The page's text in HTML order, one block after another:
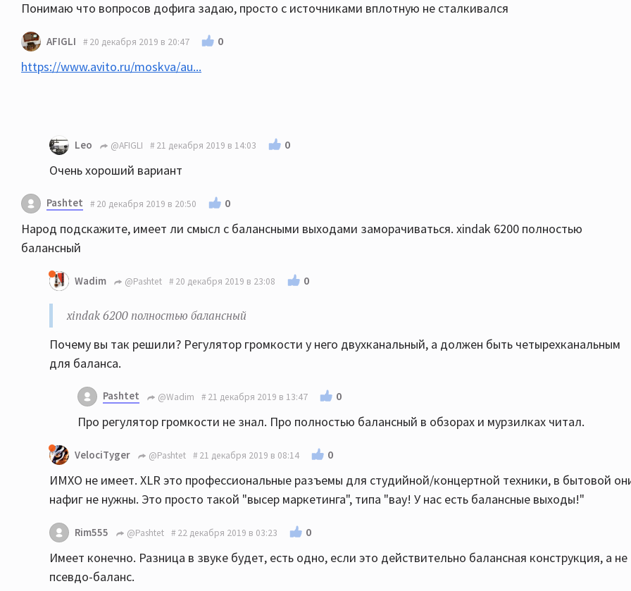
Понимаю что вопросов дофига задаю, просто с источниками вплотную не сталкивался
AFIGLI 20 декабря 2019 в 20:47 0
https://www.avito.ru/moskva/au...
Leo @AFIGLI 21 декабря 2019 в 14:03 0
Очень хороший вариант
Pashtet 20 декабря 2019 в 20:50 0
Народ подскажите, имеет ли смысл с балансными выходами заморачиваться. xindak 6200 полностью
балансный
Wadim @Pashtet 20 декабря 2019 в 23:08 0
xindak 6200 полностью балансный
Почему вы так решили? Регулятор громкости у него двухканальный, а должен быть четырехканальным
для баланса.
Pashtet @Wadim 21 декабря 2019 в 13:47 0
Про регулятор громкости не знал. Про полностью балансный в обзорах и мурзилках читал.
VelociTyger @Pashtet 21 декабря 2019 в 08:14 0
ИМХО не имеет. XLR это профессиональные разъемы для студийной/концертной техники, в бытовой
нафиг не нужны. Это просто такой "высер маркетинга", типа "вау! У нас есть балансные выходы!"
Rim555 @Pashtet 22 декабря 2019 в 03:23 0
Имеет конечно. Разница в звуке будет, есть одно, если это действительно балансная конструкция, а не
псевдо-баланс.